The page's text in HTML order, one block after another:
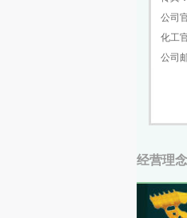
公司
化工
公司
经营理